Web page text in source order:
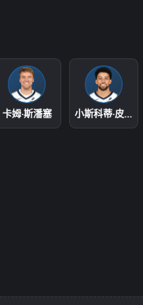
卡姆·斯潘塞 小斯科蒂·皮蓬